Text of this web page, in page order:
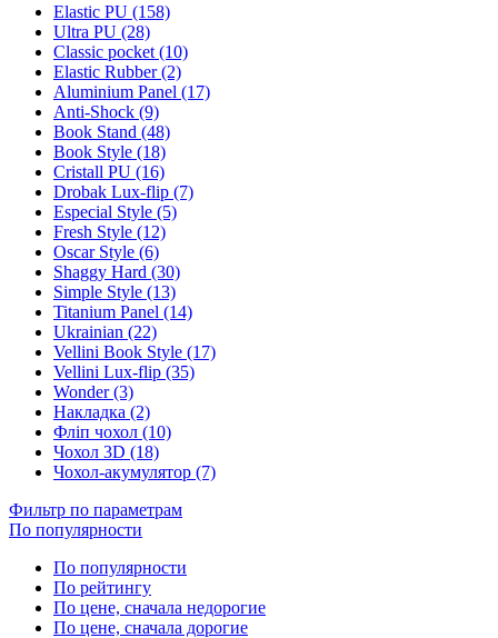
Elastic PU (158)
Ultra PU (28)
Classic pocket (10)
Elastic Rubber (2)
Aluminium Panel (17)
Anti-Shock (9)
Book Stand (48)
Book Style (18)
Cristall PU (16)
Drobak Lux-flip (7)
Especial Style (5)
Fresh Style (12)
Oscar Style (6)
Shaggy Hard (30)
Simple Style (13)
Titanium Panel (14)
Ukrainian (22)
Vellini Book Style (17)
Vellini Lux-flip (35)
Wonder (3)
Накладка (2)
Фліп чохол (10)
Чохол 3D (18)
Чохол-акумулятор (7)
Фильтр по параметрам
По популярности
По популярности
По рейтингу
По цене, сначала недорогие
По цене, сначала дорогие